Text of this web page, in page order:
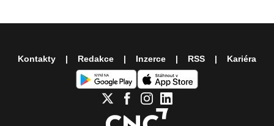
Kontakty Redakce Inzerce RSS Kariéra